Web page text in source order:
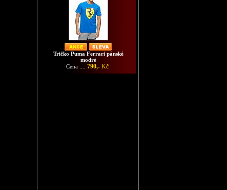
Tričko Puma Ferrari pánské
modré
Cena .... 790,- Kč